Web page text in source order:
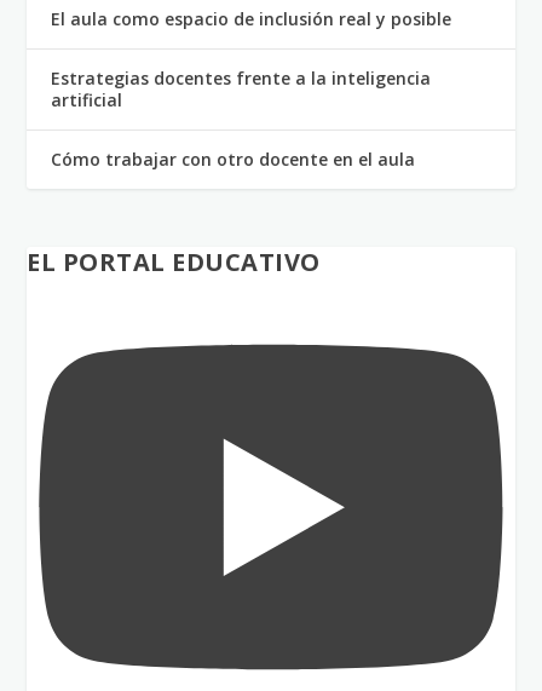
El aula como espacio de inclusión real y posible
Estrategias docentes frente a la inteligencia
artificial
Cómo trabajar con otro docente en el aula
EL PORTAL EDUCATIVO